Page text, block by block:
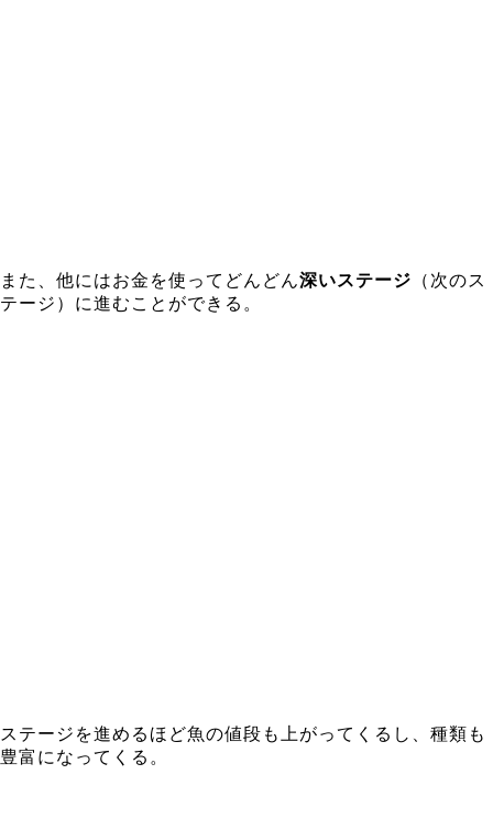
また、他にはお金を使ってどんどん深いステージ （次のス
テージ）に進むことができる。
ステージを進めるほど魚の値段も上がってくるし、種類も
豊富になってくる。